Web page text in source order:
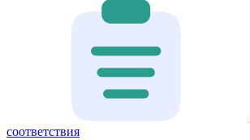
соответствия